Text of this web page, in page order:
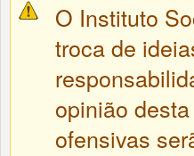
O Instituto
troca de
opinião
ofensivas